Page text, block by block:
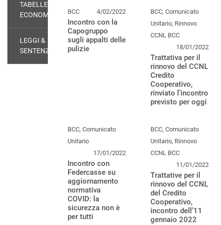
TABELLE
ECONOMICHE
LEGGI &
SENTENZE
BCC 4/02/2022
Incontro con la
Capogruppo
sugli appalti delle
pulizie
BCC, Comunicato
Unitario, Rinnovo
CCNL BCC
18/01/2022
Trattativa per il
rinnovo del CCNL
Credito
Cooperativo,
rinviato l’incontro
previsto per oggi
BCC, Comunicato
Unitario
17/01/2022
Incontro con
Federcasse su
aggiornamento
normativa
COVID: la
sicurezza non è
per tutti
BCC, Comunicato
Unitario, Rinnovo
CCNL BCC
11/01/2022
Trattative per il
rinnovo del CCNL
del Credito
Cooperativo,
incontro dell’11
gennaio 2022